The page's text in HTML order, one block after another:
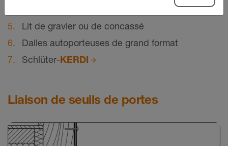
Lit de gravier ou de concassé
Dalles autoporteuses de grand format
Schlüter-KERDI
Liaison de seuils de portes